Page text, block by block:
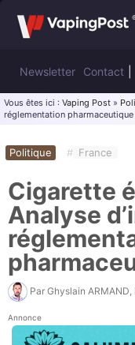
Newsletter Contact
Vous êtes ici : Vaping Post »
réglementation pharmaceutique
Politique # France
Cigarette
Analyse
Par Ghyslain ARMAND
Annonce